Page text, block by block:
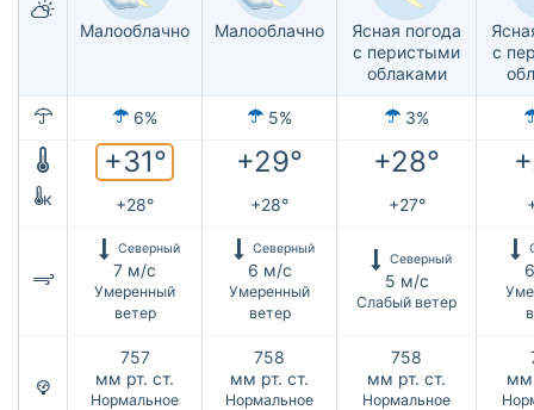
Малооблачно Малооблачно
Ясная погода
с перистыми
облаками
с
6% 5% 3%
+31° +29° +28°
к +28° +28° +27°
Северный
7 м/с
Умеренный
ветер
Северный
6 м/с
Умеренный
ветер
Северный
5 м/с
Слабый ветер
757
мм рт. ст.
Нормальное
758
мм рт. ст.
Нормальное
758
мм рт. ст.
Нормальное
мм